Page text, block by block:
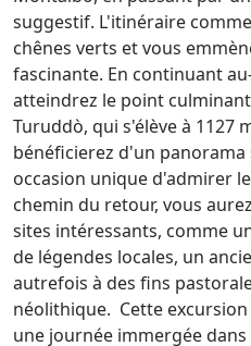
suggestif. L'itinéraire
chênes verts et vous
fascinante. En continuant
atteindrez le point
Turuddò, qui s'élève à 1127
bénéficierez d'un
occasion unique d'admirer
chemin du retour, vous
sites intéressants, comme
de légendes locales, un
autrefois à des fins
néolithique. Cette
une journée immergée